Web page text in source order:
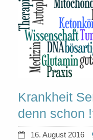
Krankheit
denn schon
16. August 2016